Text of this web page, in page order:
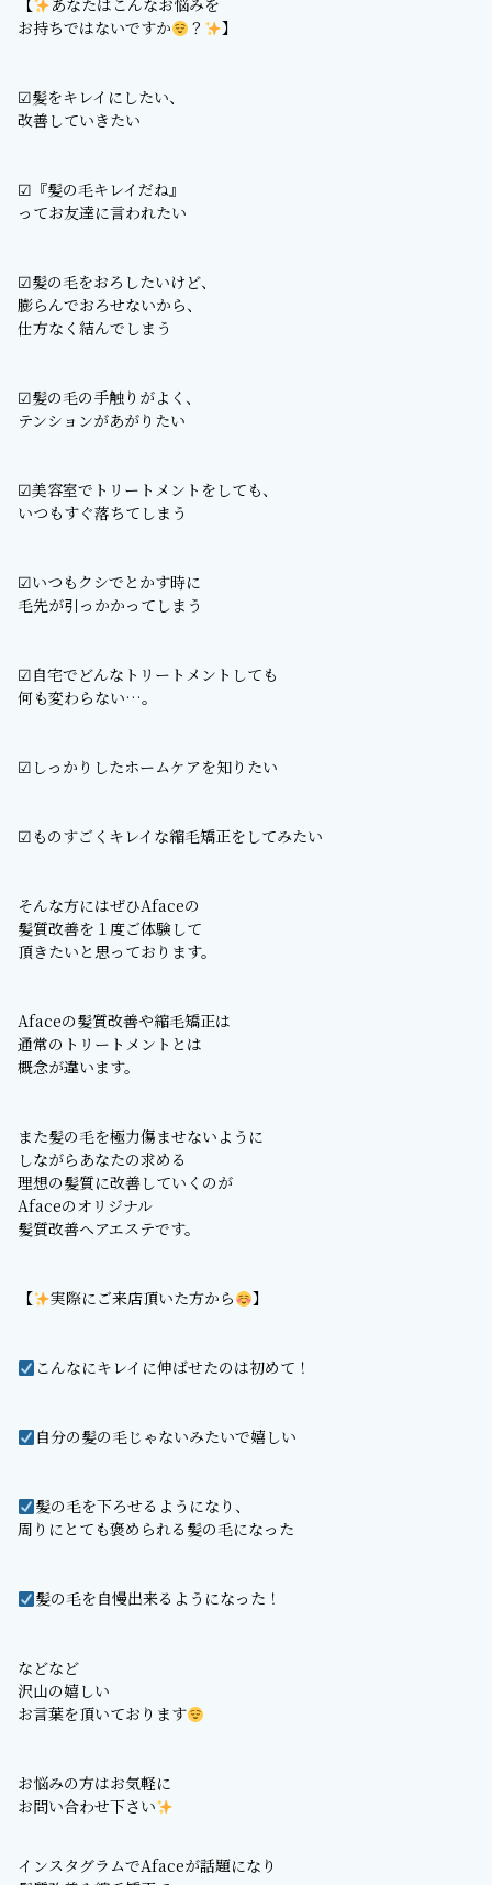
【
あなたはこんなお悩みを
お持ちではないですか
？ 】
︎︎︎︎☑︎髪をキレイにしたい、
改善していきたい
☑︎『髪の毛キレイだね』
ってお友達に言われたい
︎︎︎︎☑︎髪の毛をおろしたいけど、
膨らんでおろせないから、
仕方なく結んでしまう
☑︎髪の毛の手触りがよく、
テンションがあがりたい
☑︎美容室でトリートメントをしても、
いつもすぐ落ちてしまう
☑︎いつもクシでとかす時に
毛先が引っかかってしまう
☑︎自宅でどんなトリートメントしても
何も変わらない…。
☑︎しっかりしたホームケアを知りたい
☑︎ものすごくキレイな縮毛矯正をしてみたい
そんな方にはぜひAfaceの
髪質改善を１度ご体験して
頂きたいと思っております。
Afaceの髪質改善や縮毛矯正は
通常のトリートメントとは
概念が違います。
また髪の毛を極力傷ませないように
しながらあなたの求める
理想の髪質に改善していくのが
Afaceのオリジナル
髪質改善ヘアエステです。
【 実際にご来店頂いた方から 】
こんなにキレイに伸ばせたのは初めて！
自分の髪の毛じゃないみたいで嬉しい
髪の毛を下ろせるようになり、
周りにとても褒められる髪の毛になった
髪の毛を自慢出来るようになった！
などなど
沢山の嬉しい
お言葉を頂いております
お悩みの方はお気軽に
お問い合わせ下さい
インスタグラムでAfaceが話題になり